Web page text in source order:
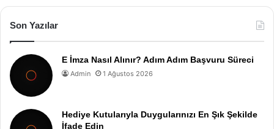
Son Yazılar
E İmza Nasıl Alınır? Adım Adım Başvuru Süreci
Admin 1 Ağustos 2026
Hediye Kutularıyla Duygularınızı En Şık Şekilde
İfade Edin